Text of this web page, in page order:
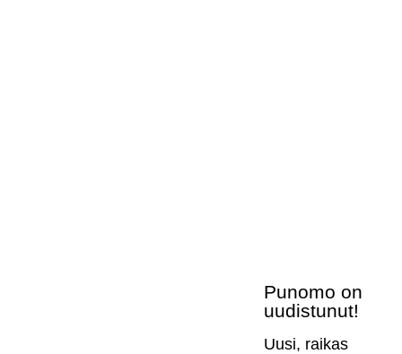
Punomo on
uudistunut!
Uusi, raikas